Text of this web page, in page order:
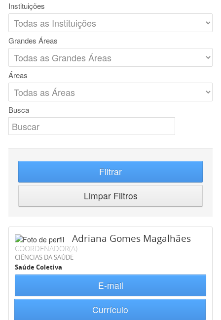
Instituições
Grandes Áreas
Áreas
Busca
Filtrar
Limpar Filtros
Adriana Gomes Magalhães
COORDENADOR(A)
CIÊNCIAS DA SAÚDE
Saúde Coletiva
E-mail
Currículo